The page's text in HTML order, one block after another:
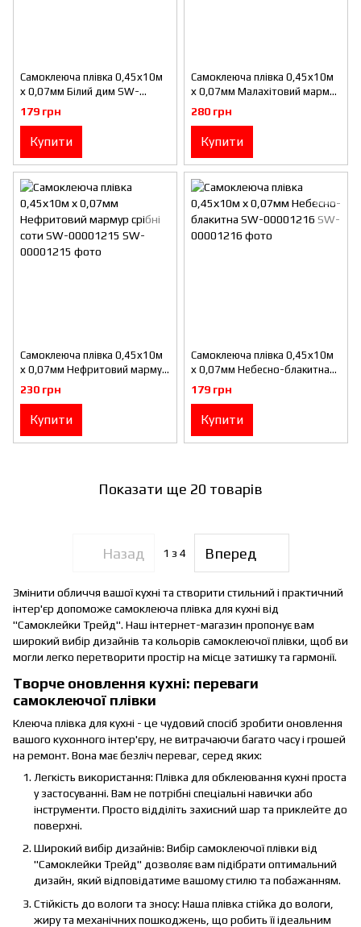
Самоклеюча плівка 0,45х10м
х 0,07мм Білий дим SW-
00001211
179 грн
Купити
Самоклеюча плівка 0,45х10м
х 0,07мм Малахітовий мармур
золоті соти SW-00001214
280 грн
Купити
Самоклеюча плівка 0,45х10м
х 0,07мм Нефритовий мармур
срібні соти SW-00001215
230 грн
Купити
Самоклеюча плівка 0,45х10м
х 0,07мм Небесно-блакитна
SW-00001216
179 грн
Купити
Показати ще 20 товарів
Назад 1 з 4 Вперед
Змінити обличчя вашої кухні та створити стильний і практичний
інтер'єр допоможе самоклеюча плівка для кухні від
"Самоклейки Трейд". Наш інтернет-магазин пропонує вам
широкий вибір дизайнів та кольорів самоклеючої плівки, щоб ви
могли легко перетворити простір на місце затишку та гармонії.
Творче оновлення кухні: переваги
самоклеючої плівки
Клеюча плівка для кухні - це чудовий спосіб зробити оновлення
вашого кухонного інтер'єру, не витрачаючи багато часу і грошей
на ремонт. Вона має безліч переваг, серед яких:
Легкість використання: Плівка для обклеювання кухні проста
у застосуванні. Вам не потрібні спеціальні навички або
інструменти. Просто відділіть захисний шар та приклейте до
поверхні.
Широкий вибір дизайнів: Вибір самоклеючої плівки від
"Самоклейки Трейд" дозволяє вам підібрати оптимальний
дизайн, який відповідатиме вашому стилю та побажанням.
Стійкість до вологи та зносу: Наша плівка стійка до вологи,
жиру та механічних пошкоджень, що робить її ідеальним